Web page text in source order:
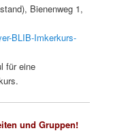
Bienenweg 1,
BLIB-Imkerkurs-
für eine
und Gruppen!